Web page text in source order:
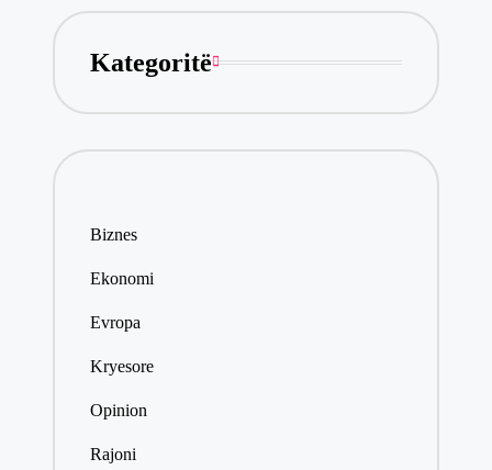
Kategoritë
Biznes
Ekonomi
Evropa
Kryesore
Opinion
Rajoni